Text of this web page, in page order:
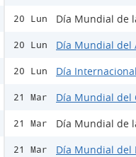
20 Lun Día Mundial de
20 Lun Día Mundial del
20 Lun Día
21 Mar Día Mundial del
21 Mar Día Mundial de
21 Mar Día Mundial del